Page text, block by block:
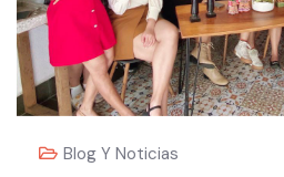
Blog Y Noticias